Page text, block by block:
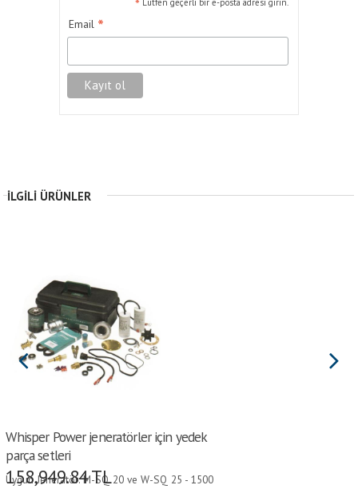
* Lütfen geçerli bir e-posta adresi girin.
Email *
İLGILI ÜRÜNLER
Whisper Power jeneratörler için yedek
parça setleri
Uygun Jeneratör: M-SQ 20 ve W-SQ 25 - 1500
158,949.84TL